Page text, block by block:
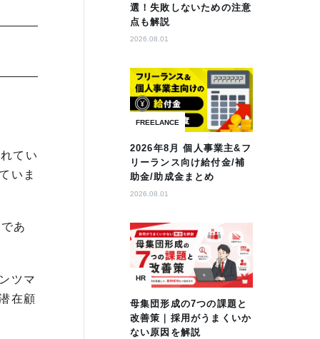
てい
いま
あ
ツマ
在顧
選！失敗しないための注意
点も解説
2026.08.01
FREELANCE
2026年8月 個人事業主&フ
リーランス向け給付金/補
助金/助成金まとめ
2026.08.01
HR
母集団形成の7つの課題と
改善策｜採用がうまくいか
ない原因を解説